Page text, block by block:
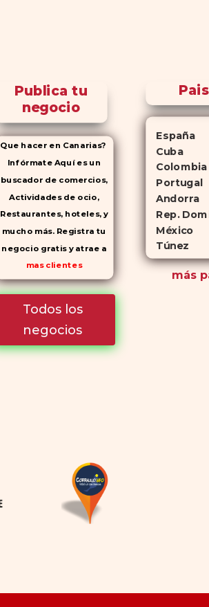
Publica tu
negocio
Que hacer en Canarias?
Infórmate Aquí es un
buscador de comercios,
Actividades de ocio,
Restaurantes, hoteles, y
mucho más. Registra tu
negocio gratis y atrae a
mas clientes
Todos los
negocios
España
Cuba
Colombia
Portugal
Andorra
Rep.
México
Túnez
más